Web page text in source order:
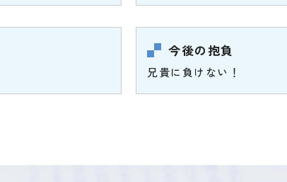
今後の抱負
兄貴に負けない！